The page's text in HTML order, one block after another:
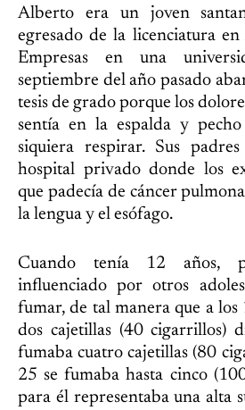
Alberto era un joven
egresado de la licenciatura
Empresas en una
septiembre del año pasado
tesis de grado porque los
sentía en la espalda y
siquiera respirar. Sus
hospital privado donde los
que padecía de cáncer
la lengua y el esófago.
Cuando tenía 12 años,
influenciado por otros
fumar, de tal manera que a los
dos cajetillas (40 cigarrillos)
fumaba cuatro cajetillas (80
25 se fumaba hasta cinco
para él representaba una alta